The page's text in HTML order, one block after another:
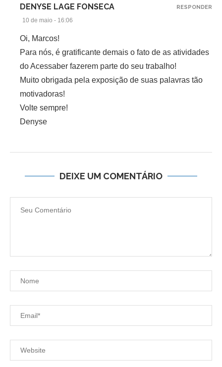
DENYSE LAGE FONSECA
10 de maio - 16:06
Oi, Marcos!
Para nós, é gratificante demais o fato de as atividades
do Acessaber fazerem parte do seu trabalho!
Muito obrigada pela exposição de suas palavras tão
motivadoras!
Volte sempre!
Denyse
RESPONDER
DEIXE UM COMENTÁRIO